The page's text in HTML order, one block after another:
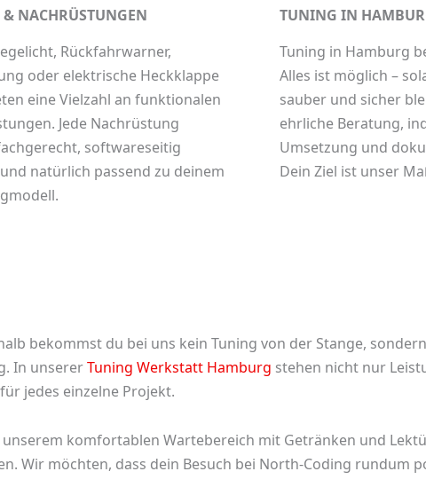
NACHRÜSTUNGEN
Rückfahrwarner,
oder elektrische Heckklappe
eine Vielzahl an funktionalen
Jede Nachrüstung
softwareseitig
natürlich passend zu deinem
TUNING IN
Tuning in Hamburg
Alles ist möglich –
sauber und sicher
ehrliche Beratung,
Umsetzung und
Dein Ziel ist unser
bekommst du bei uns kein Tuning von der Stange,
In unsererTuning Werkstatt Hamburg stehen nicht nur
jedes einzelne Projekt.
komfortablen Wartebereich mit Getränken und
Wir möchten, dass dein Besuch bei North-Coding rundum